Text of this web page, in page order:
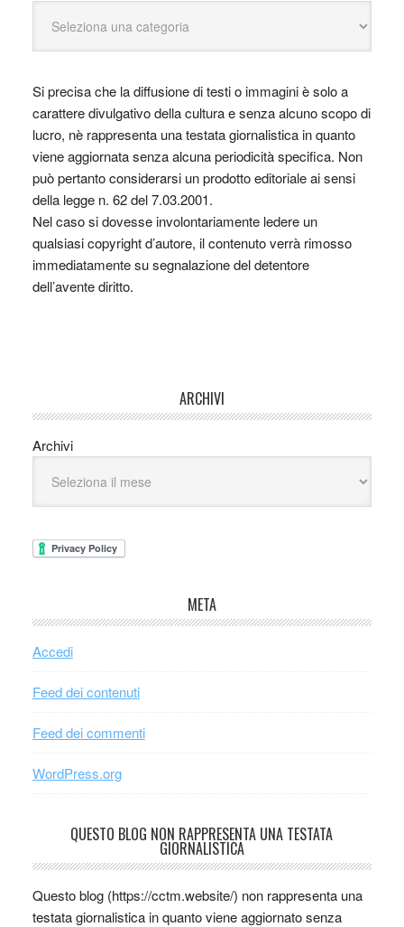
Si precisa che la diffusione di testi o immagini è solo a
carattere divulgativo della cultura e senza alcuno scopo di
lucro, nè rappresenta una testata giornalistica in quanto
viene aggiornata senza alcuna periodicità specifica. Non
può pertanto considerarsi un prodotto editoriale ai sensi
della legge n. 62 del 7.03.2001.
Nel caso si dovesse involontariamente ledere un
qualsiasi copyright d’autore, il contenuto verrà rimosso
immediatamente su segnalazione del detentore
dell’avente diritto.
ARCHIVI
Archivi
META
Accedi
Feed dei contenuti
Feed dei commenti
WordPress.org
QUESTO BLOG NON RAPPRESENTA UNA TESTATA
GIORNALISTICA
Questo blog (https://cctm.website/) non rappresenta una
testata giornalistica in quanto viene aggiornato senza